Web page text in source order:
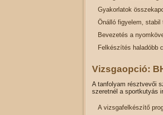
Gyakorlatok
Önálló figyelem,
Bevezetés a
Felkészítés haladóbb
Vizsgaopció:
A tanfolyam résztvevői
szeretnél a sportkutyás
A vizsgafelkészítő